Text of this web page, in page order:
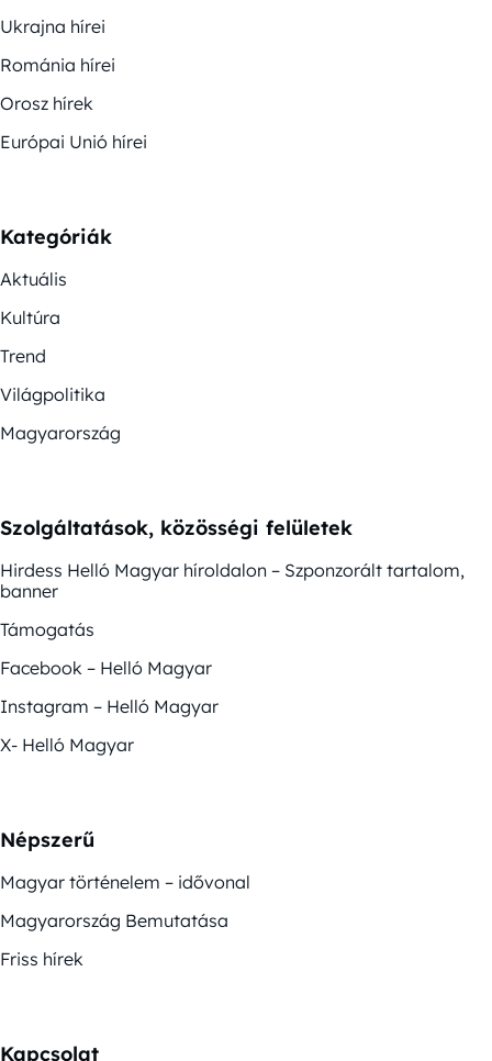
Ukrajna hírei
Románia hírei
Orosz hírek
Európai Unió hírei
Kategóriák
Aktuális
Kultúra
Trend
Világpolitika
Magyarország
Szolgáltatások, közösségi felületek
Hirdess Helló Magyar híroldalon – Szponzorált tartalom,
banner
Támogatás
Facebook – Helló Magyar
Instagram – Helló Magyar
X- Helló Magyar
Népszerű
Magyar történelem – idővonal
Magyarország Bemutatása
Friss hírek
Kapcsolat